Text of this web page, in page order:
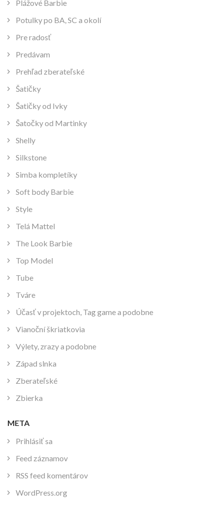
Plážové Barbie
Potulky po BA, SC a okolí
Pre radosť
Predávam
Prehľad zberateľské
Šatičky
Šatičky od Ivky
Šatočky od Martinky
Shelly
Silkstone
Simba kompletíky
Soft body Barbie
Style
Telá Mattel
The Look Barbie
Top Model
Tube
Tváre
Účasť v projektoch, Tag game a podobne
Vianoční škriatkovia
Výlety, zrazy a podobne
Západ slnka
Zberateľské
Zbierka
META
Prihlásiť sa
Feed záznamov
RSS feed komentárov
WordPress.org